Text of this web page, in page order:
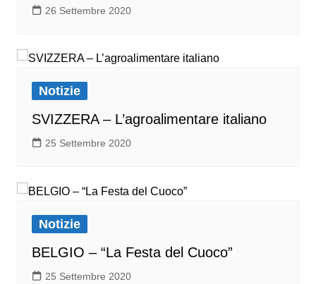
26 Settembre 2020
Notizie
SVIZZERA – L’agroalimentare italiano
25 Settembre 2020
Notizie
BELGIO – “La Festa del Cuoco”
25 Settembre 2020